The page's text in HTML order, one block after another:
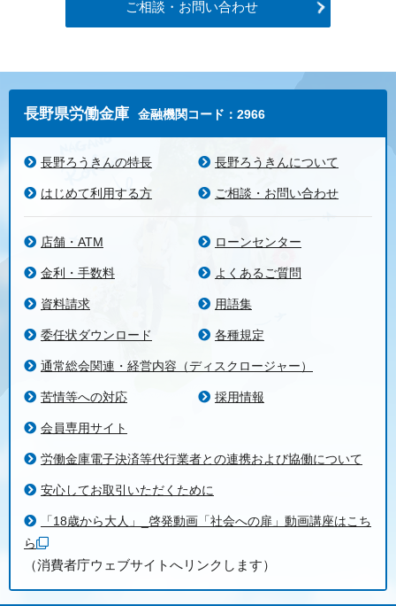
ご相談・お問い合わせ
長野県労働金庫 金融機関コード：2966
長野ろうきんの特長 長野ろうきんについて
はじめて利用する方 ご相談・お問い合わせ
店舗・ATM ローンセンター
金利・手数料 よくあるご質問
資料請求 用語集
委任状ダウンロード 各種規定
通常総会関連・経営内容（ディスクロージャー）
苦情等への対応 採用情報
会員専用サイト
労働金庫電子決済等代行業者との連携および協働について
安心してお取引いただくために
「18歳から大人」_啓発動画「社会への扉」動画講座はこち
ら
（消費者庁ウェブサイトへリンクします）